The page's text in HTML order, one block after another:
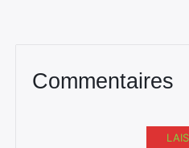
Commentaires